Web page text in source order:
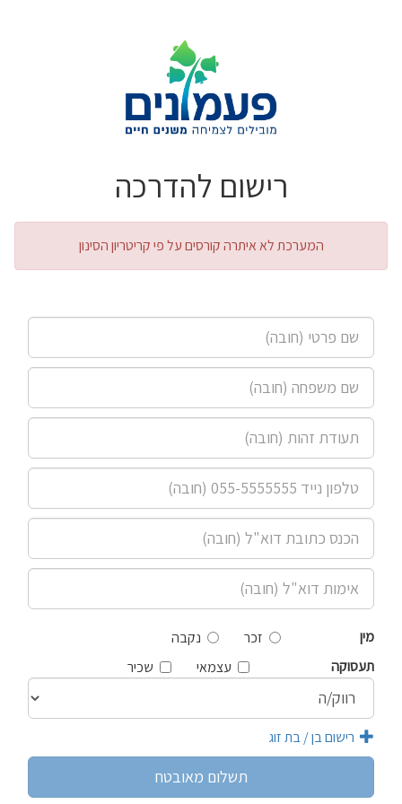
רישום להדרכה
המערכת לא איתרה קורסים על פי קריטריון הסינון
מין זכר
נקבה
תעסוקה
עצמאי שכיר
רישום בן / בת זוג